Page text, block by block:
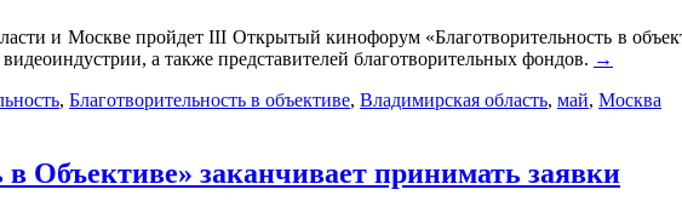
и Москве пройдет III Открытый кинофорум «Благотворительность в
а также представителей благотворительных фондов. →
, Благотворительность в объективе, Владимирская область, май, Москва
в Объективе» заканчивает принимать заявки